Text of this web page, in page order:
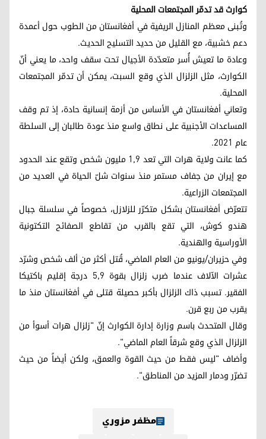
كوارث قد تدمّر المجتمعات المحلية
وتُبنى معظم المنازل الريفية في أفغانستان من الطوب حول أعمدة
دعم خشبية، مع القليل من حديد التسليح الحديث.
وعادة ما تعيش أُسر متعدّدة الأجيال تحت سقف واحد، ما يعني أنّ
الكوارث، مثل الزلزال الذي وقع السبت، يمكن أن تدمّر المجتمعات
المحلية.
وتعاني أفغانستان في الأساس من أزمة إنسانية حادة، إذ تم وقف
المساعدات الأجنبية على نطاق واسع منذ عودة طالبان إلى السلطة
عام 2021.
كما عانت ولاية هرات التي تعد 1,9 مليون شخص وتقع عند الحدود
مع إيران من جفاف مستمر منذ سنوات شلّ الحياة في العديد من
المجتمعات الزراعية.
تتعرّض أفغانستان بشكل متكرّر للزلازل، خصوصاً في سلسلة جبال
هندو كوش، التي تقع بالقرب من تقاطع الصفائح التكتونية
الأوراسية والهندية.
وفي حزيران/يونيو من العام الماضي، قُتل أكثر من ألف شخص وشرّد
عشرات الآلاف عندما ضرب زلزال بقوة 5,9 درجة إقليم باكتيكا
الفقير. تسبب ذاك الزلزال بأكبر حصيلة قتلى في أفغانستان منذ ما
يقرب من ربع قرن.
وقال المتحدث باسم وزارة إدارة الكوارث إنّ "زلزال هرات أسوأ من
الزلزال الذي وقع شرقاً العام الماضي".
وأضاف "ليس فقط من حيث القوة والعمق، ولكن أيضاً من حيث
تضرّر ودمار المزيد من المناطق".
مظفر مزوري